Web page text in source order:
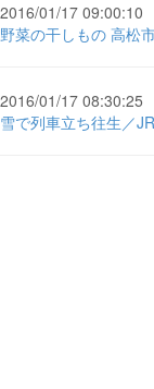
2016/01/17 09:00:10
野菜の干しもの 高松
2016/01/17 08:30:25
雪で列車立ち往生／